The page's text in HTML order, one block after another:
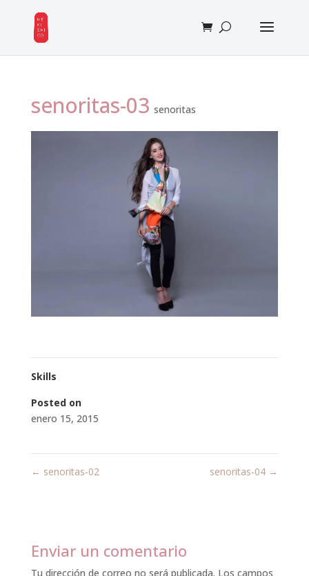
senoritas-03 senoritas
Skills
Posted on
enero 15, 2015
← senoritas-02 senoritas-04 →
Enviar un comentario
Tu dirección de correo no será publicada. Los campos